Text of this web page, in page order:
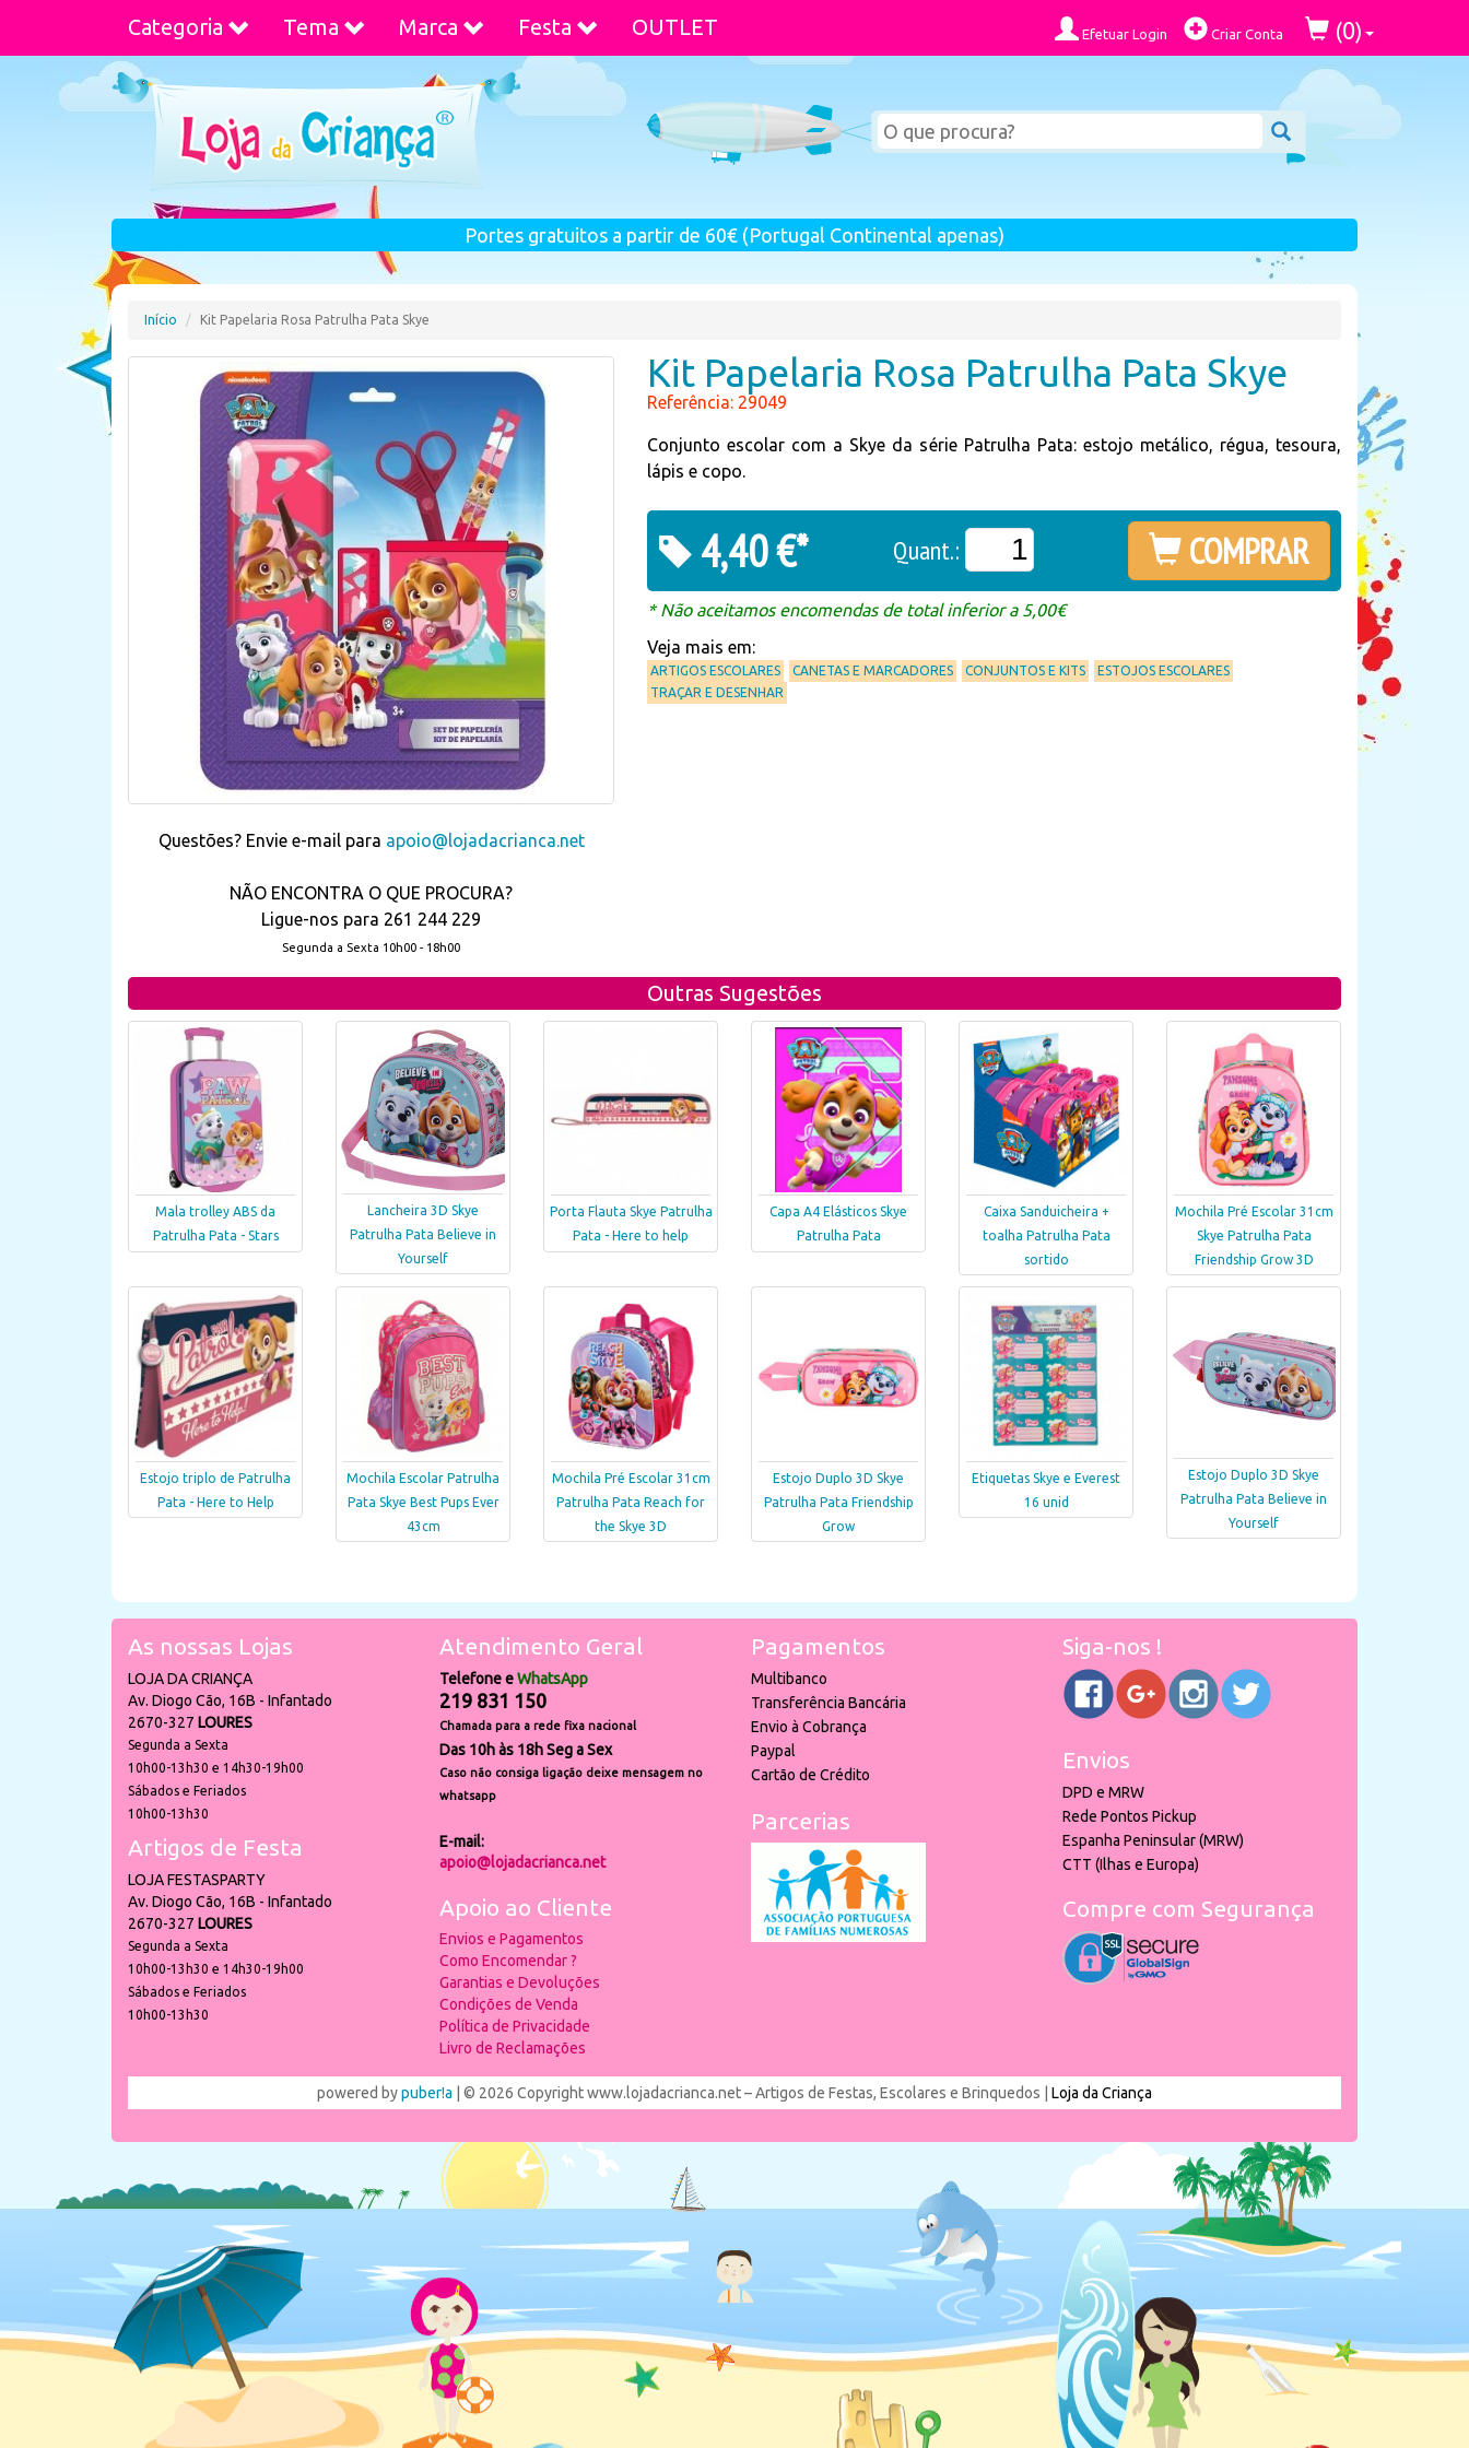
Categoria Tema Marca Festa OUTLET Efetuar Login Criar Conta (0)
Portes gratuitos a partir de 60€ (Portugal Continental apenas)
Início Kit Papelaria Rosa Patrulha Pata Skye
Questões? Envie e-mail para apoio@lojadacrianca.net
NÃO ENCONTRA O QUE PROCURA?
Ligue-nos para 261 244 229
Segunda a Sexta 10h00 - 18h00
Kit Papelaria Rosa Patrulha Pata Skye
Referência: 29049
Conjunto escolar com a Skye da série Patrulha Pata: estojo metálico, régua, tesoura,
lápis e copo.
4,40 €* Quant.: COMPRAR
* Não aceitamos encomendas de total inferior a 5,00€
Veja mais em:
ARTIGOS ESCOLARES CANETAS E MARCADORES CONJUNTOS E KITS
ESTOJOS ESCOLARES
TRAÇAR E DESENHAR
Outras Sugestões
Mala trolley ABS da
Patrulha Pata - Stars
Lancheira 3D Skye
Patrulha Pata Believe in
Yourself
Porta Flauta Skye Patrulha
Pata - Here to help
Capa A4 Elásticos Skye
Patrulha Pata
Caixa Sanduicheira +
toalha Patrulha Pata
sortido
Mochila Pré Escolar 31cm
Skye Patrulha Pata
Friendship Grow 3D
Estojo triplo de Patrulha
Pata - Here to Help
Mochila Escolar Patrulha
Pata Skye Best Pups Ever
43cm
Mochila Pré Escolar 31cm
Patrulha Pata Reach for
the Skye 3D
Estojo Duplo 3D Skye
Patrulha Pata Friendship
Grow
Etiquetas Skye e Everest
16 unid
Estojo Duplo 3D Skye
Patrulha Pata Believe in
Yourself
As nossas Lojas
LOJA DA CRIANÇA
Av. Diogo Cão, 16B - Infantado
2670-327 LOURES
Segunda a Sexta
10h00-13h30 e 14h30-19h00
Sábados e Feriados
10h00-13h30
Artigos de Festa
LOJA FESTASPARTY
Av. Diogo Cão, 16B - Infantado
2670-327 LOURES
Segunda a Sexta
10h00-13h30 e 14h30-19h00
Sábados e Feriados
10h00-13h30
Atendimento Geral
Telefone eWhatsApp
219 831 150
Chamada para a rede fixa nacional
Das 10h às 18h Seg a Sex
Caso não consiga ligação deixe mensagem no
whatsapp
E-mail:
apoio@lojadacrianca.net
Apoio ao Cliente
Envios e Pagamentos
Como Encomendar ?
Garantias e Devoluções
Condições de Venda
Política de Privacidade
Livro de Reclamações
Pagamentos
Multibanco
Transferência Bancária
Envio à Cobrança
Paypal
Cartão de Crédito
Parcerias
Siga-nos !
Envios
DPD e MRW
Rede Pontos Pickup
Espanha Peninsular (MRW)
CTT (Ilhas e Europa)
Compre com Segurança
powered bypuber!a | © 2026 Copyright www.lojadacrianca.net – Artigos de Festas, Escolares e Brinquedos | Loja da Criança